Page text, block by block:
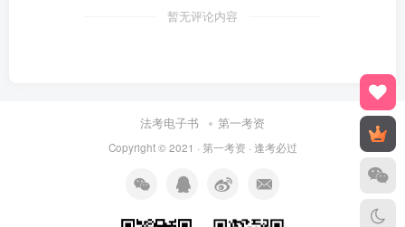
暂无评论内容
法考电子书 第一考资
Copyright © 2021 · 第一考资 · 逢考必过